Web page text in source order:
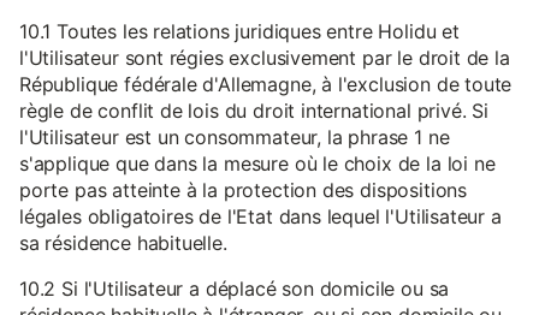
10.1 Toutes les relations juridiques entre Holidu et
l'Utilisateur sont régies exclusivement par le droit de la
République fédérale d'Allemagne, à l'exclusion de toute
règle de conflit de lois du droit international privé. Si
l'Utilisateur est un consommateur, la phrase 1 ne
s'applique que dans la mesure où le choix de la loi ne
porte pas atteinte à la protection des dispositions
légales obligatoires de l'Etat dans lequel l'Utilisateur a
sa résidence habituelle.
10.2 Si l'Utilisateur a déplacé son domicile ou sa